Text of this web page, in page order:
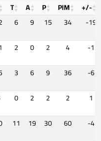
T A P PIM
+/-
6 9 15 34
-19
2 0 2 4
-1
3 6 9 36
-6
0 2 2 2
1
11 19 30 60
-4